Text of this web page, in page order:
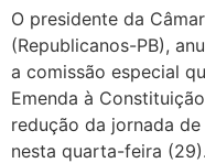
O presidente da
(Republicanos-PB),
a comissão especial
Emenda à
redução da jornada
nesta quarta-feira